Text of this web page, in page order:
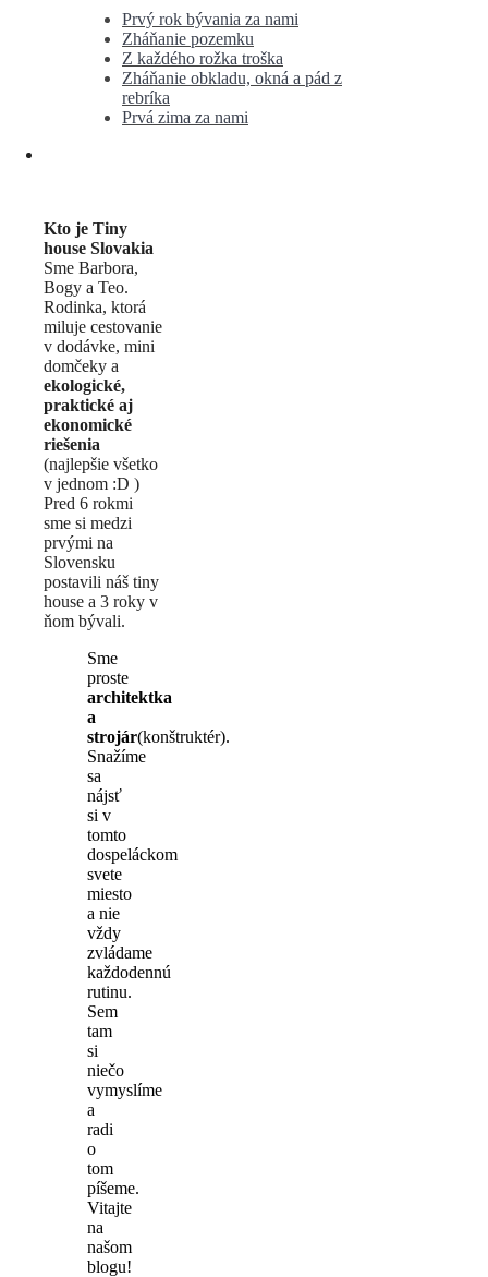
Prvý rok bývania za nami
Zháňanie pozemku
Z každého rožka troška
Zháňanie obkladu, okná a pád z
rebríka
Prvá zima za nami
Kto je Tiny
house Slovakia
Sme Barbora,
Bogy a Teo.
Rodinka, ktorá
miluje cestovanie
v dodávke, mini
domčeky a
ekologické,
praktické aj
ekonomické
riešenia
(najlepšie všetko
v jednom :D )
Pred 6 rokmi
sme si medzi
prvými na
Slovensku
postavili náš tiny
house a 3 roky v
ňom bývali.
Sme
proste
architektka
a
strojár(konštruktér).
Snažíme
sa
nájsť
si v
tomto
dospeláckom
svete
miesto
a nie
vždy
zvládame
každodennú
rutinu.
Sem
tam
si
niečo
vymyslíme
a
radi
o
tom
píšeme.
Vitajte
na
našom
blogu!